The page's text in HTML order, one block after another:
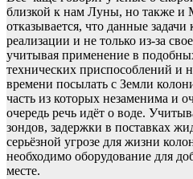
близкой к нам Луны, но также и
отказывается, что данные
реализации и не только из-за
учитывая применение в
технических приспособлений и
времени посылать с Земли
часть из которых незаменима и
очередь речь идёт о воде.
зондов, задержки в поставках
серьёзной угрозе для жизни
необходимо оборудование для
месте.